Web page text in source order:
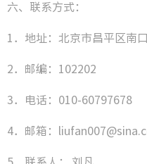
六、联系方式：
1．地址：北京市昌平区南
2．邮编：102202
3．电话：010-60797678
4．邮箱：
5．联系人： 刘凡